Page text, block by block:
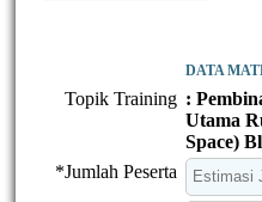
DATA
Topik Training :
Utama
Space)
*Jumlah Peserta